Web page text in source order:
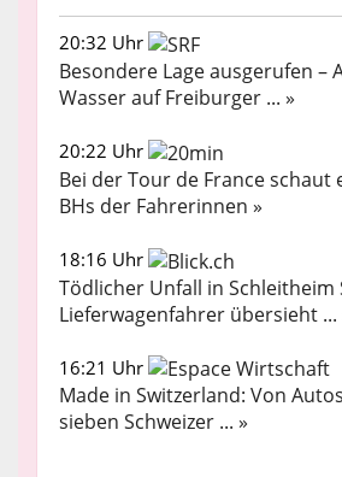
20:32 Uhr
Besondere Lage ausgerufen –
Wasser auf Freiburger ... »
20:22 Uhr
Bei der Tour de France schaut
BHs der Fahrerinnen »
18:16 Uhr
Tödlicher Unfall in Schleitheim
Lieferwagenfahrer übersieht ...
16:21 Uhr
Made in Switzerland: Von
sieben Schweizer ... »